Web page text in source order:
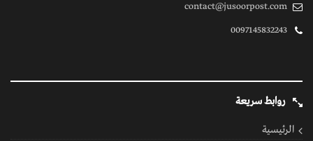
contact@jusoorpost.com
0097145832243
روابط سريعة
الرئيسية